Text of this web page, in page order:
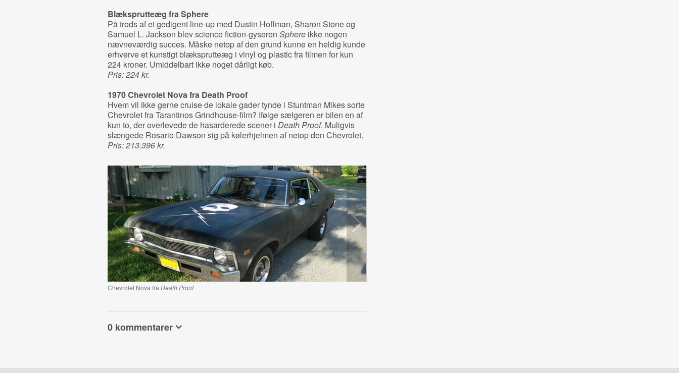
Blæksprutteæg fraSphere
På trods af et gedigent line-up med Dustin Hoffman, Sharon Stone og
Samuel L. Jackson blev science fiction-gyseren Sphereikke nogen
nævneværdig succes. Måske netop af den grund kunne en heldig kunde
erhverve et kunstigt blæksprutteæg i vinyl og plastic fra filmen for kun
224 kroner. Umiddelbart ikke noget dårligt køb.
Pris: 224 kr.
1970 Chevrolet Nova fra Death Proof
Hvem vil ikke gerne cruise de lokale gader tynde i Stuntman Mikes sorte
Chevrolet fra Tarantinos Grindhouse-film? Ifølge sælgeren er bilen en af
kun to, der overlevede de hasarderede scener i Death Proof. Muligvis
slængede Rosario Dawson sig på kølerhjelmen af netop den Chevrolet.
Pris: 213.396 kr.
Chevrolet Nova fra Death Proof.
0 kommentarer